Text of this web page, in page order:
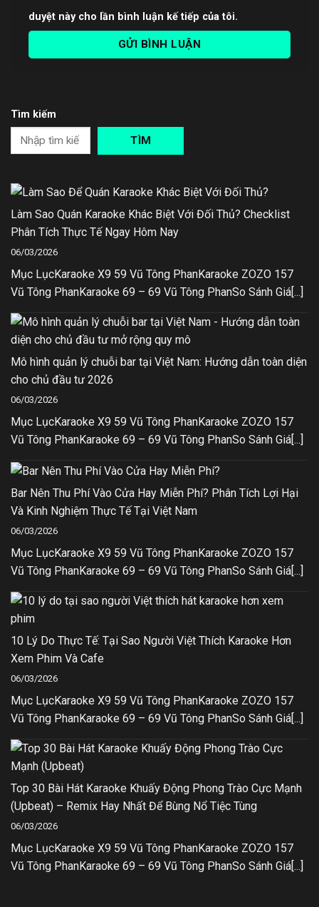
duyệt này cho lần bình luận kế tiếp của tôi.
Tìm kiếm
TÌM
Làm Sao Quán Karaoke Khác Biệt Với Đối Thủ? Checklist
Phân Tích Thực Tế Ngay Hôm Nay
06/03/2026
Mục LụcKaraoke X9 59 Vũ Tông PhanKaraoke ZOZO 157
Vũ Tông PhanKaraoke 69 – 69 Vũ Tông PhanSo Sánh Giá[...]
Mô hình quản lý chuỗi bar tại Việt Nam: Hướng dẫn toàn diện
cho chủ đầu tư 2026
06/03/2026
Mục LụcKaraoke X9 59 Vũ Tông PhanKaraoke ZOZO 157
Vũ Tông PhanKaraoke 69 – 69 Vũ Tông PhanSo Sánh Giá[...]
Bar Nên Thu Phí Vào Cửa Hay Miễn Phí? Phân Tích Lợi Hại
Và Kinh Nghiệm Thực Tế Tại Việt Nam
06/03/2026
Mục LụcKaraoke X9 59 Vũ Tông PhanKaraoke ZOZO 157
Vũ Tông PhanKaraoke 69 – 69 Vũ Tông PhanSo Sánh Giá[...]
10 Lý Do Thực Tế: Tại Sao Người Việt Thích Karaoke Hơn
Xem Phim Và Cafe
06/03/2026
Mục LụcKaraoke X9 59 Vũ Tông PhanKaraoke ZOZO 157
Vũ Tông PhanKaraoke 69 – 69 Vũ Tông PhanSo Sánh Giá[...]
Top 30 Bài Hát Karaoke Khuấy Động Phong Trào Cực Mạnh
(Upbeat) – Remix Hay Nhất Để Bùng Nổ Tiệc Tùng
06/03/2026
Mục LụcKaraoke X9 59 Vũ Tông PhanKaraoke ZOZO 157
Vũ Tông PhanKaraoke 69 – 69 Vũ Tông PhanSo Sánh Giá[...]